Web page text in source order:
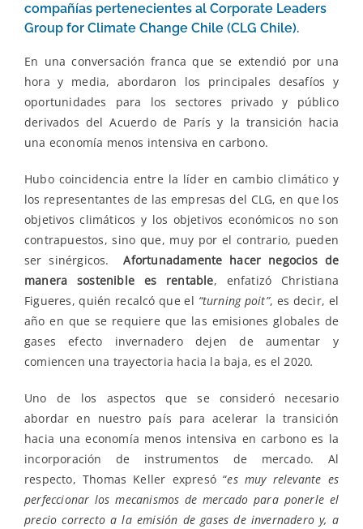
compañías pertenecientes al Corporate Leaders
Group for Climate Change Chile (CLG Chile).
En una conversación franca que se extendió por una
hora y media,abordaron los principales desafíos y
oportunidades para los sectores privado y público
derivados del Acuerdo de París y la transición hacia
una economía menos intensiva en carbono.
Hubo coincidencia entre la líder en cambio climático y
los representantes de las empresas del CLG, en que los
objetivos climáticos y los objetivos económicos no son
contrapuestos, sino que, muy por el contrario, pueden
ser sinérgicos.Afortunadamente hacer negocios de
manera sostenible es rentable, enfatizó Christiana
Figueres, quién recalcó que el “turning poit”, es decir, el
año en que se requiere que las emisiones globales de
gases efecto invernadero dejen de aumentar y
comiencen una trayectoria hacia la baja, es el 2020.
Uno de los aspectos que se consideró necesario
abordar en nuestro país para acelerar la transición
hacia una economía menos intensiva en carbono es la
incorporación de instrumentos de mercado. Al
respecto, Thomas Keller expresó “es muy relevante es
perfeccionar los mecanismos de mercado para ponerle el
precio correcto a la emisión de gases de invernadero y, a